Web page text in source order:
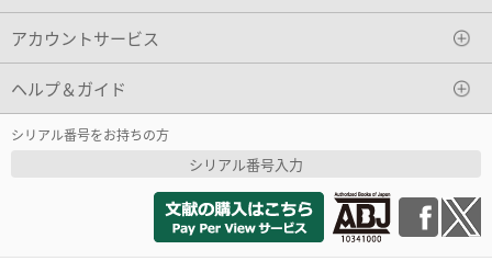
アカウントサービス
ヘルプ＆ガイド
シリアル番号をお持ちの方
シリアル番号入力